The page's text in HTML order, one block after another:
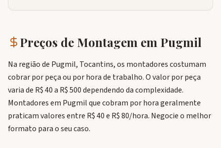
Preços de Montagem em Pugmil
Na região de Pugmil, Tocantins, os montadores costumam
cobrar por peça ou por hora de trabalho. O valor por peça
varia de R$ 40 a R$ 500 dependendo da complexidade.
Montadores em Pugmil que cobram por hora geralmente
praticam valores entre R$ 40 e R$ 80/hora. Negocie o melhor
formato para o seu caso.